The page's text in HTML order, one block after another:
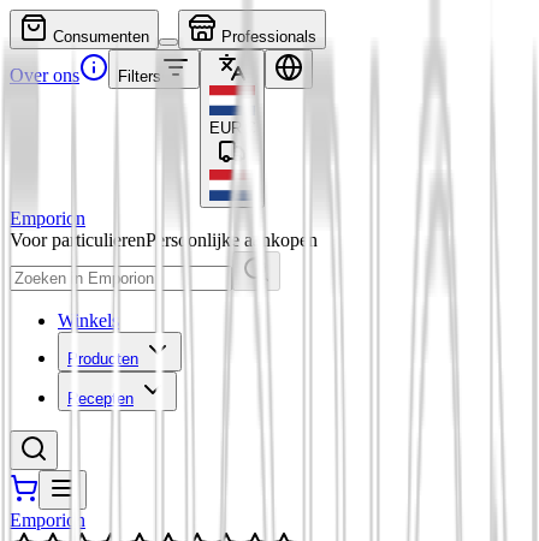
Consumenten Professionals
Over ons Filters
EUR
Emporion
Voor particulierenPersoonlijke aankopen
Winkels
Producten
Recepten
Emporion